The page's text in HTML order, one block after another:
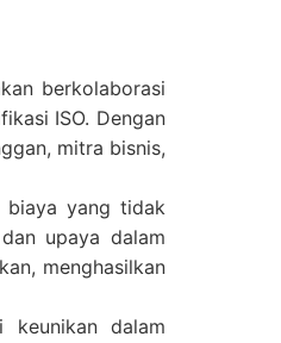
berkolaborasi
ISO. Dengan
mitra bisnis,
biaya yang tidak
upaya dalam
menghasilkan
keunikan dalam